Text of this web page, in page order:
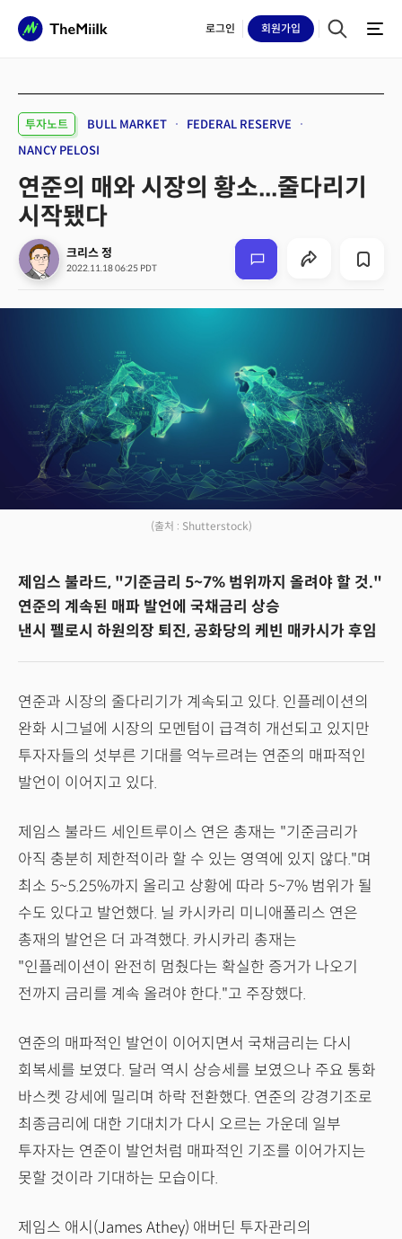
로그인 회원가입
투자노트 BULL MARKET
FEDERAL RESERVE
NANCY PELOSI
연준의 매와 시장의 황소...줄다리기
시작됐다
크리스 정
2022.11.18 06:25 PDT
(출처 : Shutterstock)
제임스 불라드, "기준금리 5~7% 범위까지 올려야 할 것."
연준의 계속된 매파 발언에 국채금리 상승
낸시 펠로시 하원의장 퇴진, 공화당의 케빈 매카시가 후임
연준과 시장의 줄다리기가 계속되고 있다. 인플레이션의
완화 시그널에 시장의 모멘텀이 급격히 개선되고 있지만
투자자들의 섯부른 기대를 억누르려는 연준의 매파적인
발언이 이어지고 있다.
제임스 불라드 세인트루이스 연은 총재는 "기준금리가
아직 충분히 제한적이라 할 수 있는 영역에 있지 않다."며
최소 5~5.25%까지 올리고 상황에 따라 5~7% 범위가 될
수도 있다고 발언했다. 닐 카시카리 미니애폴리스 연은
총재의 발언은 더 과격했다. 카시카리 총재는
"인플레이션이 완전히 멈췄다는 확실한 증거가 나오기
전까지 금리를 계속 올려야 한다."고 주장했다.
연준의 매파적인 발언이 이어지면서 국채금리는 다시
회복세를 보였다. 달러 역시 상승세를 보였으나 주요 통화
바스켓 강세에 밀리며 하락 전환했다. 연준의 강경기조로
최종금리에 대한 기대치가 다시 오르는 가운데 일부
투자자는 연준이 발언처럼 매파적인 기조를 이어가지는
못할 것이라 기대하는 모습이다.
제임스 애시(James Athey) 애버딘 투자관리의